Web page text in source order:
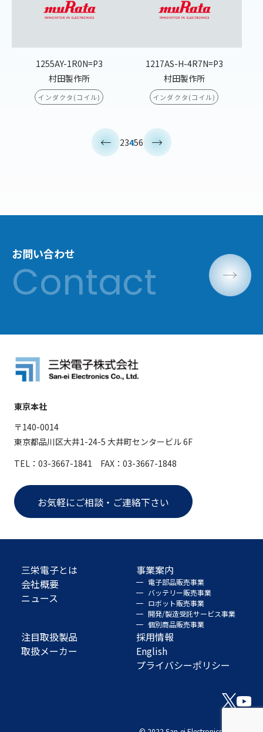
1255AY-1R0N=P3
村田製作所
インダクタ(コイル)
1217AS-H-4R7N=P3
村田製作所
インダクタ(コイル)
23456
お問い合わせ
東京本社
〒140-0014
東京都品川区大井1-24-5 大井町センタービル 6F
TEL：03-3667-1841 FAX：03-3667-1848
お気軽にご相談・ご連絡下さい
三栄電子とは
会社概要
ニュース
事業案内
電子部品販売事業
バッテリー販売事業
ロボット販売事業
開発/製造受託サービス事業
個別商品販売事業
注目取扱製品
取扱メーカー
採用情報
English
プライバシーポリシー